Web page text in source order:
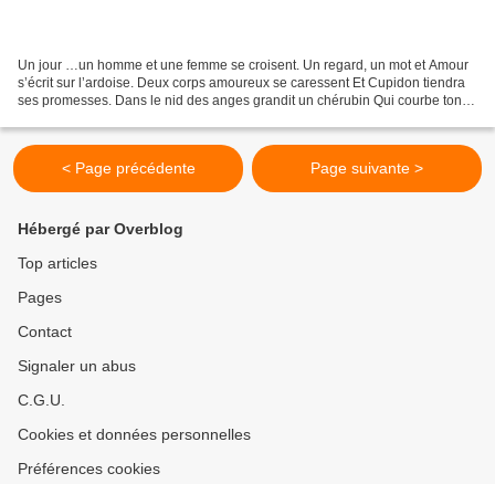
Un jour …un homme et une femme se croisent. Un regard, un mot et Amour
s’écrit sur l’ardoise. Deux corps amoureux se caressent Et Cupidon tiendra
ses promesses. Dans le nid des anges grandit un chérubin Qui courbe ton
< Page précédente Page suivante >
Hébergé par Overblog
Top articles
Pages
Contact
Signaler un abus
C.G.U.
Cookies et données personnelles
Préférences cookies